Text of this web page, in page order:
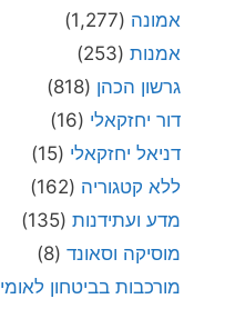
אמונה (1,277)
אמנות (253)
גרשון הכהן (818)
דור יחזקאלי (16)
דניאל יחזקאלי (15)
ללא קטגוריה (162)
מדע ועתידנות (135)
מוסיקה וסאונד (8)
מורכבות בביטחון לאומי